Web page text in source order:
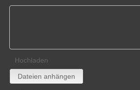
Hochladen
Dateien anhängen